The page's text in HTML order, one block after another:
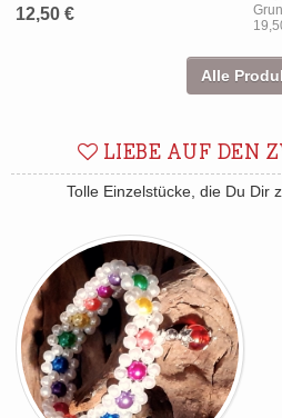
12,50 €
Alle
LIEBE AUF DEN
Tolle Einzelstücke, die Du Dir